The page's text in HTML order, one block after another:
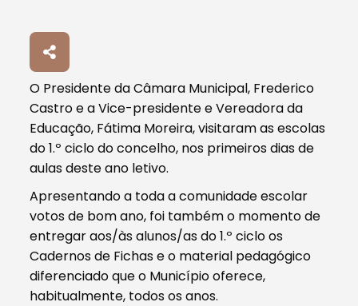
O Presidente da Câmara Municipal, Frederico
Castro e a Vice-presidente e Vereadora da
Educação, Fátima Moreira, visitaram as escolas
do 1.º ciclo do concelho, nos primeiros dias de
aulas deste ano letivo.
Apresentando a toda a comunidade escolar
votos de bom ano, foi também o momento de
entregar aos/às alunos/as do 1.º ciclo os
Cadernos de Fichas e o material pedagógico
diferenciado que o Município oferece,
habitualmente, todos os anos.